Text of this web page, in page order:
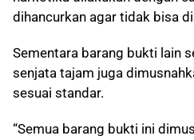
dihancurkan agar tidak bisa
Sementara barang bukti lain
senjata tajam juga
sesuai standar.
“Semua barang bukti ini